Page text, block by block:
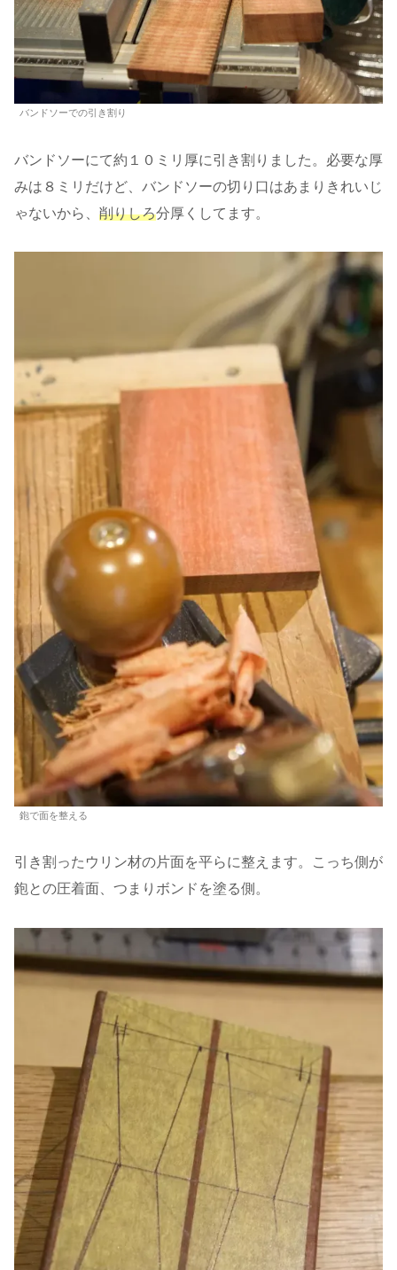
バンドソーでの引き割り
バンドソーにて約１０ミリ厚に引き割りました。必要な厚
みは８ミリだけど、バンドソーの切り口はあまりきれいじ
ゃないから、 削りしろ分厚くしてます。
鉋で面を整える
引き割ったウリン材の片面を平らに整えます。こっち側が
鉋との圧着面、つまりボンドを塗る側。